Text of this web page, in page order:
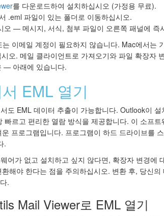
를 다운로드하여 설치하십시오 (가정용 무료).
.eml 파일이 있는 폴더로 이동하십시오.
오 — 메시지, 서식, 첨부 파일이 오른쪽 패널에 즉
이메일 계정이 필요하지 않습니다. Mac에서는
오. 메일 클라이언트로 가져오기와 파일 확장자
— 아래에 있습니다.
EML 열기
도 EML 데이터 추출이 가능합니다. Outlook이
빠르고 편리한 열람 방식을 제공합니다. 이 소프
프로그램입니다. 프로그램이 하드 드라이브를
.
어가 없고 설치하고 싶지 않다면, 확장자 변경에
해야 한다는 점을 주의하십시오. 변환 후, 당신
.
Mail Viewer로 EML 열기